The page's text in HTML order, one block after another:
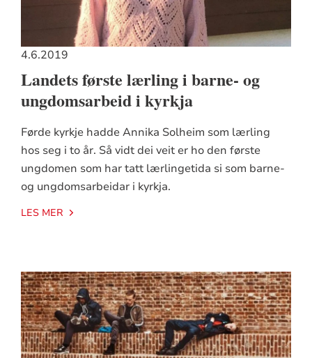
4.6.2019
Landets første lærling i barne- og
ungdomsarbeid i kyrkja
Førde kyrkje hadde Annika Solheim som lærling
hos seg i to år. Så vidt dei veit er ho den første
ungdomen som har tatt lærlingetida si som barne-
og ungdomsarbeidar i kyrkja.
LES MER